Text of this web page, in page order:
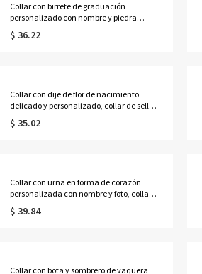
Collar con birrete de graduación
personalizado con nombre y piedra
natal en forma de corazón, recuerdo de
graduación de la promoción de 2026
$ 36.22
Collar con dije de flor de nacimiento
delicado y personalizado, collar de sello
floral con piedra de nacimiento, joyería
vintage, regalo de
$ 35.02
Collar con urna en forma de corazón
personalizada con nombre y foto, collar
con colgante de relicario para cenizas de
perros y gatos, joyería conmemorativa
$ 39.84
Collar con bota y sombrero de vaquera